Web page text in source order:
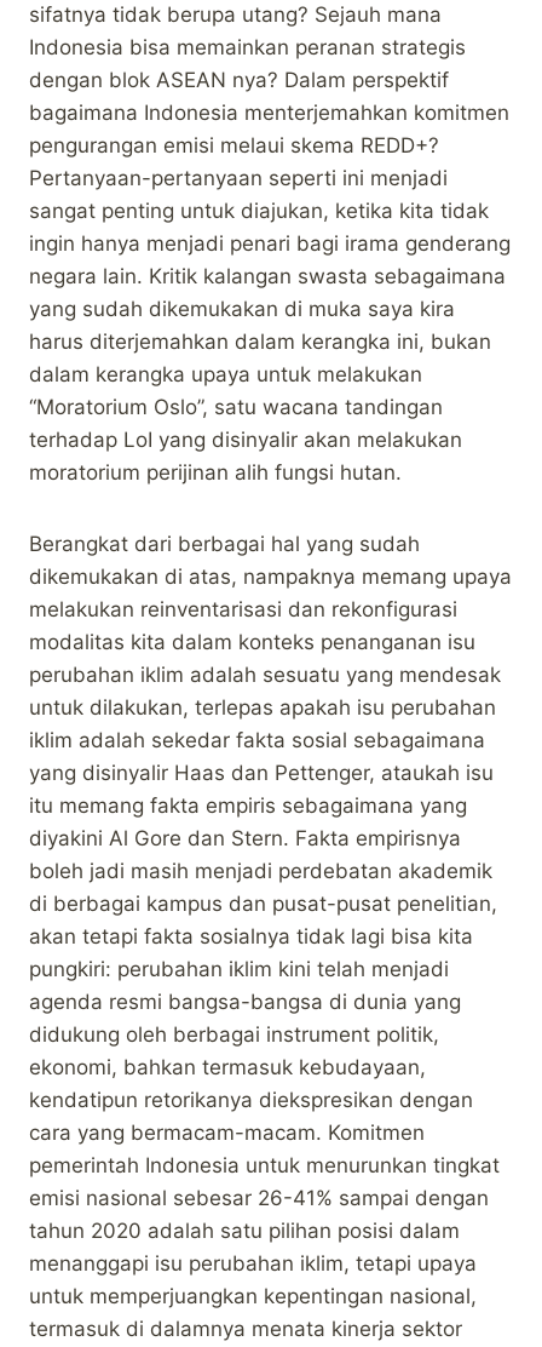
sifatnya tidak berupa utang? Sejauh mana
Indonesia bisa memainkan peranan strategis
dengan blok ASEAN nya? Dalam perspektif
bagaimana Indonesia menterjemahkan komitmen
pengurangan emisi melaui skema REDD+?
Pertanyaan-pertanyaan seperti ini menjadi
sangat penting untuk diajukan, ketika kita tidak
ingin hanya menjadi penari bagi irama genderang
negara lain. Kritik kalangan swasta sebagaimana
yang sudah dikemukakan di muka saya kira
harus diterjemahkan dalam kerangka ini, bukan
dalam kerangka upaya untuk melakukan
“Moratorium Oslo”, satu wacana tandingan
terhadap LoI yang disinyalir akan melakukan
moratorium perijinan alih fungsi hutan.
Berangkat dari berbagai hal yang sudah
dikemukakan di atas, nampaknya memang upaya
melakukan reinventarisasi dan rekonfigurasi
modalitas kita dalam konteks penanganan isu
perubahan iklim adalah sesuatu yang mendesak
untuk dilakukan, terlepas apakah isu perubahan
iklim adalah sekedar fakta sosial sebagaimana
yang disinyalir Haas dan Pettenger, ataukah isu
itu memang fakta empiris sebagaimana yang
diyakini Al Gore dan Stern. Fakta empirisnya
boleh jadi masih menjadi perdebatan akademik
di berbagai kampus dan pusat-pusat penelitian,
akan tetapi fakta sosialnya tidak lagi bisa kita
pungkiri: perubahan iklim kini telah menjadi
agenda resmi bangsa-bangsa di dunia yang
didukung oleh berbagai instrument politik,
ekonomi, bahkan termasuk kebudayaan,
kendatipun retorikanya diekspresikan dengan
cara yang bermacam-macam. Komitmen
pemerintah Indonesia untuk menurunkan tingkat
emisi nasional sebesar 26-41% sampai dengan
tahun 2020 adalah satu pilihan posisi dalam
menanggapi isu perubahan iklim, tetapi upaya
untuk memperjuangkan kepentingan nasional,
termasuk di dalamnya menata kinerja sektor